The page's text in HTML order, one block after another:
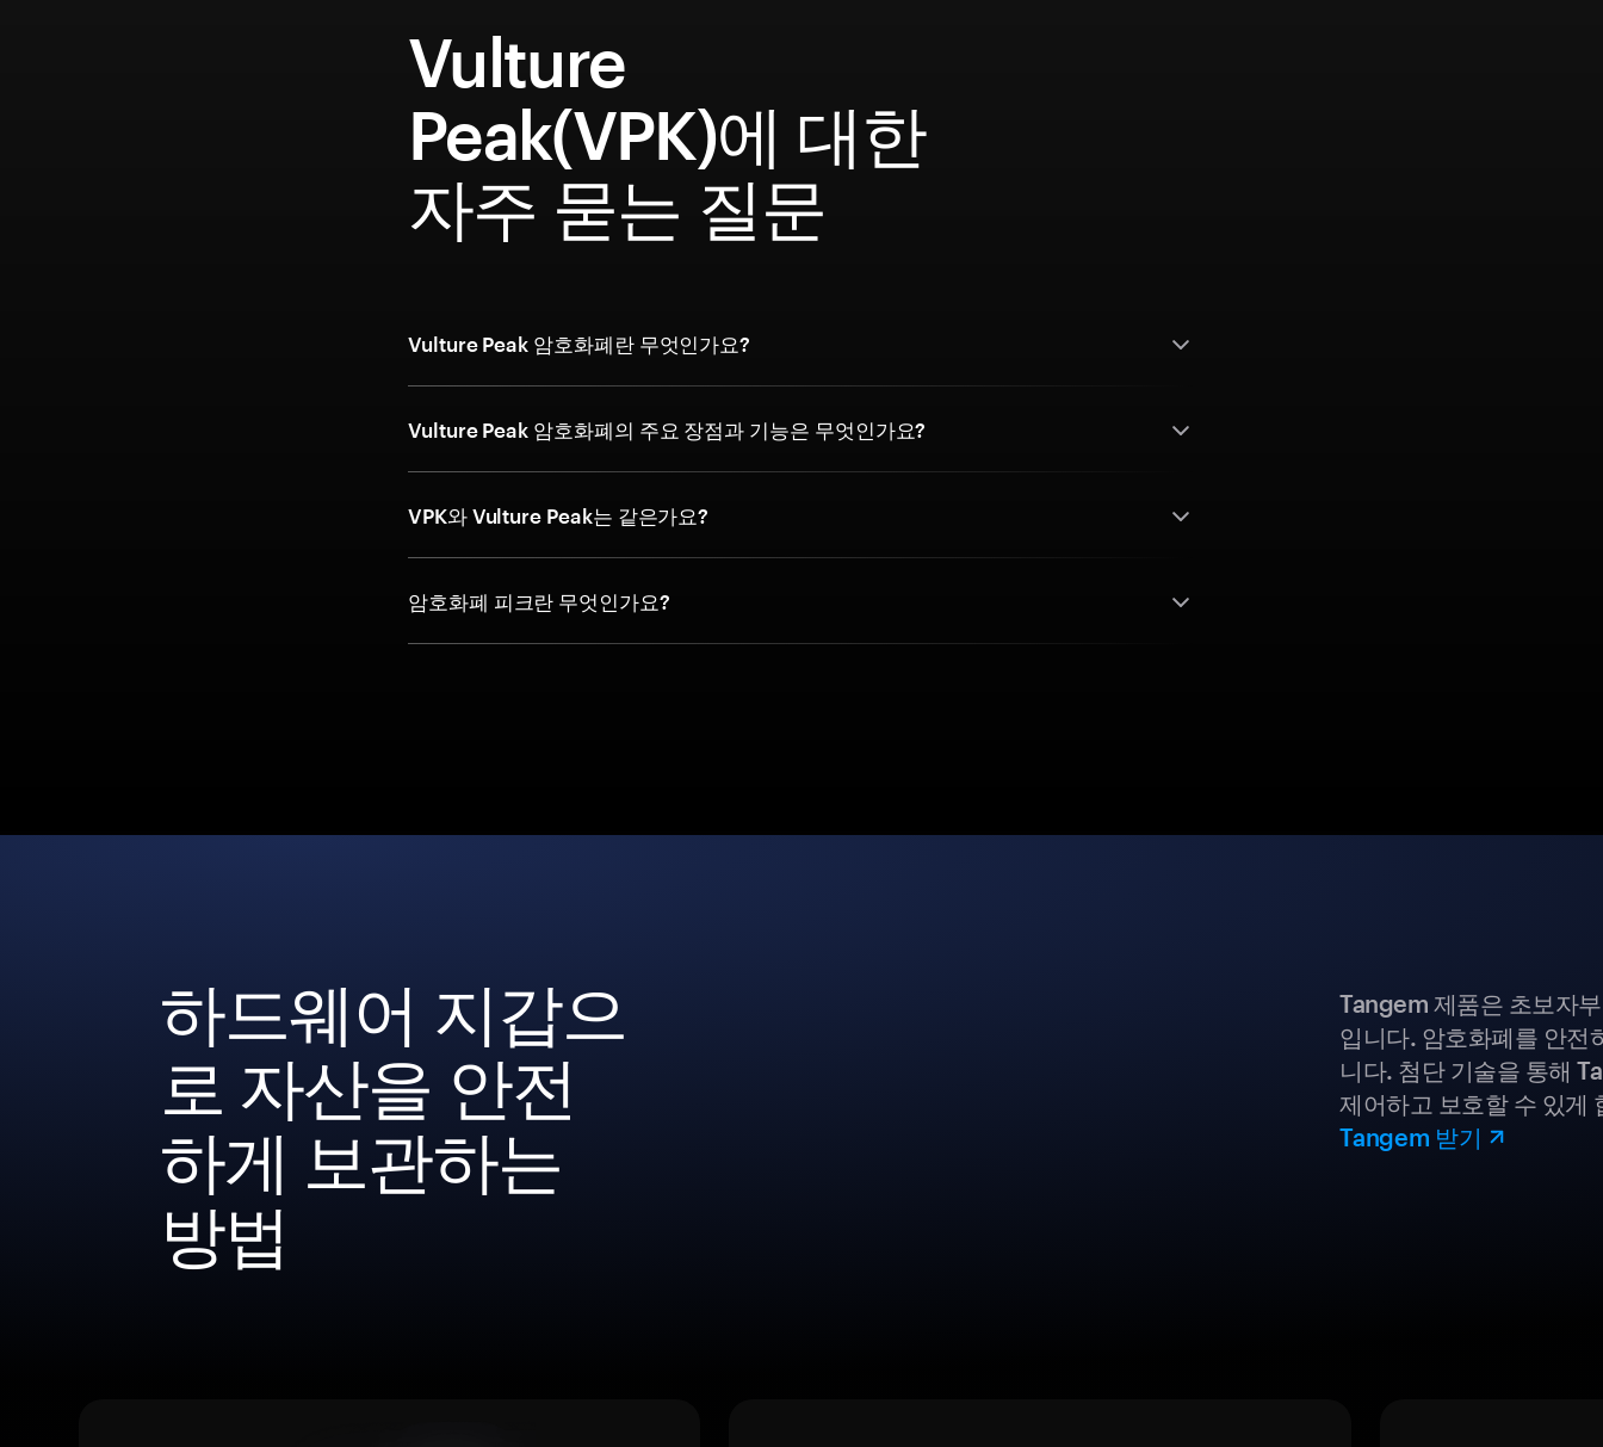
Vulture
Peak(VPK)에 대한
자주 묻는 질문
Vulture Peak 암호화폐란 무엇인가요?
Vulture Peak 암호화폐의 주요 장점과 기능은 무엇인가요?
VPK와 Vulture Peak는 같은가요?
암호화폐 피크란 무엇인가요?
하드웨어 지갑으
로 자산을 안전
하게 보관하는
방법
Tangem 제품은 초보자
입니다. 암호화폐를 안전
니다. 첨단 기술을 통해
제어하고 보호할 수 있게
Tangem 받기